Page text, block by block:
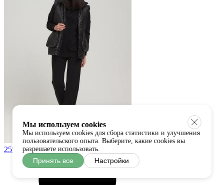
25%
Мы используем cookies
Мы используем cookies для сбора статистики и улучшения
пользовательского опыта. Выберите, какие cookies вы
разрешаете использовать.
Принять все Настройки